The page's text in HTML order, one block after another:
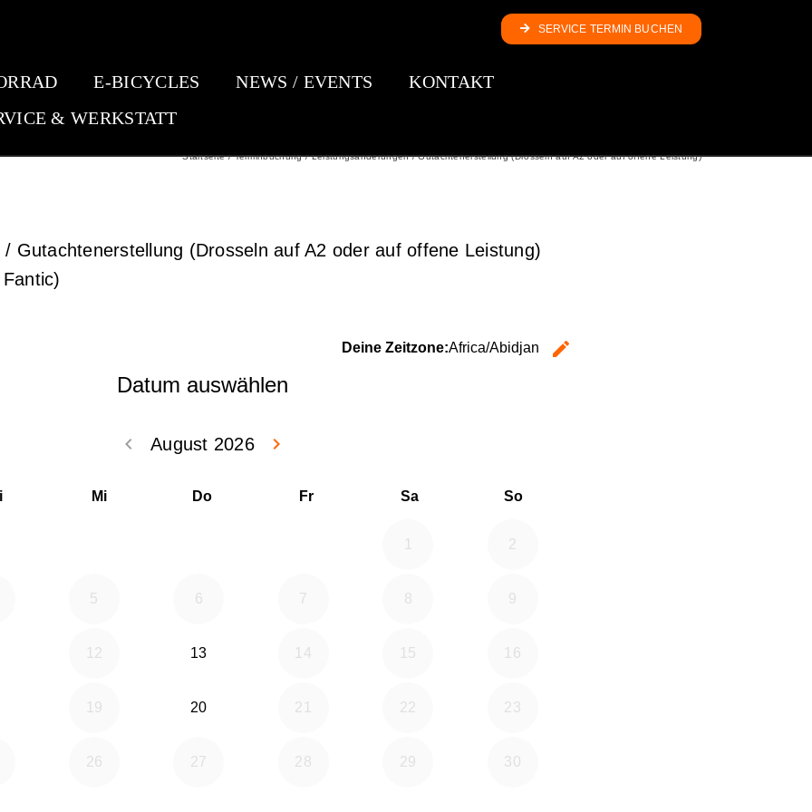
SERVICE TERMIN BUCHEN
E-BICYCLES NEWS / EVENTS
KONTAKT
& WERKSTATT
Startseite Terminbuchung Leistungsänderungen / Gutachtenerstellung (Drosseln auf A2 oder auf offene Leistung)